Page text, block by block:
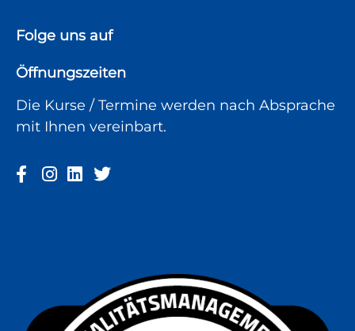
Folge uns auf
Öffnungszeiten
Die Kurse / Termine werden nach Absprache
mit Ihnen vereinbart.